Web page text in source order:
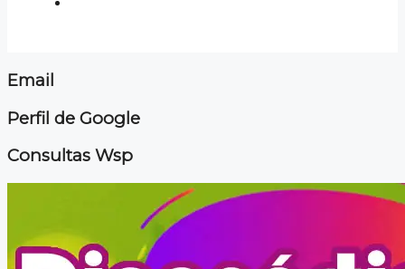
Email
Perfil de Google
Consultas Wsp